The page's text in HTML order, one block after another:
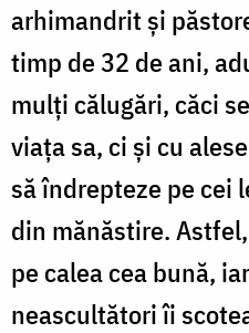
arhimandrit și
timp de 32 de ani,
mulți călugări, căci
viața sa, ci și cu
să îndrepteze pe cei
din mănăstire.
pe calea cea bună,
neascultători îi